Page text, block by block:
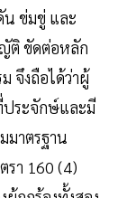
ข่มขู่ และ
ติ ขัดต่อหลัก
จึงถือได้ว่าผู้
ประจักษ์และมี
มาตรฐาน
รา 160 (4)